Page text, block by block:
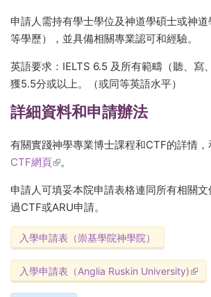
申請人需持有學士學位及神道學碩士或神
等學歷），並具備相關專業認可和經驗。
英語要求：IELTS 6.5 及所有範疇（聽、寫
獲5.5分或以上。（或同等英語水平）
詳細資料和申請辦法
有關實踐神學專業博士課程和CTF的詳情
CTF網頁(link is external)
。
申請人可填妥本院申請表格連同所有相關
過CTF或ARU申請。
入學申請表（崇基學院神學院）
入學申請表（Anglia Ruskin University)(link